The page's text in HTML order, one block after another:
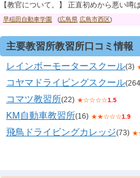
【教官について。】 正直初めから悪い噂
早稲田自動車学園 (広島県 広島市西区)
主要教習所教習所口コミ情報
レインボーモータースクール(3)
コヤマドライビングスクール
コマツ教習所(22) ★☆☆☆☆1.5
KM自動車教習所(16) ★★☆☆☆1.9
飛鳥ドライビングカレッジ(73)